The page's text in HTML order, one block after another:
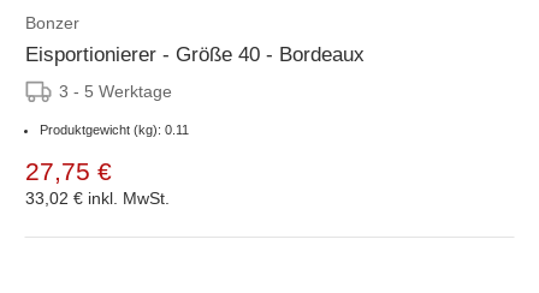
Bonzer
Eisportionierer - Größe 40 - Bordeaux
3 - 5 Werktage
Produktgewicht (kg): 0.11
27,75 €
33,02 € inkl. MwSt.